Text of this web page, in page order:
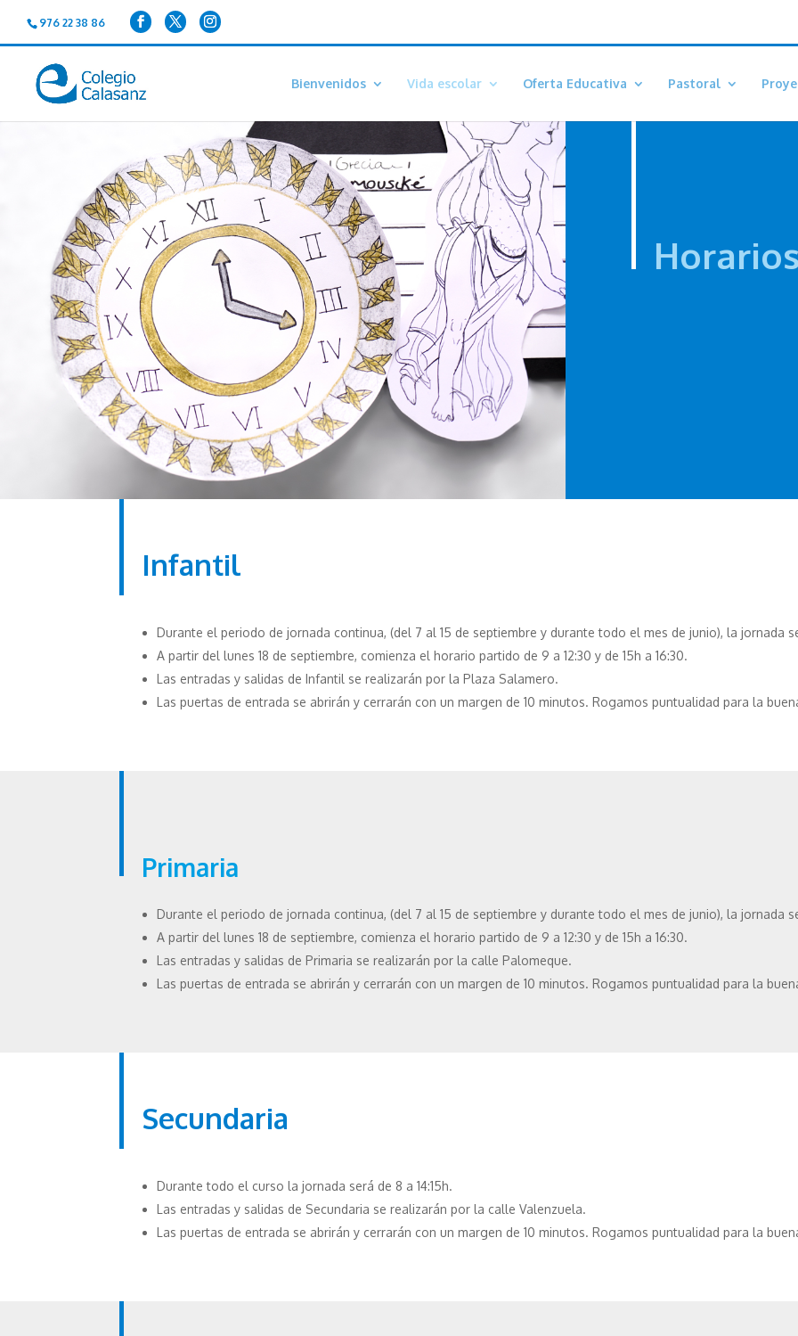
976 22 38 86
Bienvenidos Vida escolar Oferta Educativa Pastoral
Horarios
Infantil
Durante el periodo de jornada continua, (del 7 al 15 de septiembre y durante todo el mes de junio), la jornada
A partir del lunes 18 de septiembre, comienza el horario partido de 9 a 12:30 y de 15h a 16:30.
Las entradas y salidas de Infantil se realizarán por la Plaza Salamero.
Las puertas de entrada se abrirán y cerrarán con un margen de 10 minutos. Rogamos puntualidad para la
Primaria
Durante el periodo de jornada continua, (del 7 al 15 de septiembre y durante todo el mes de junio), la jornada
A partir del lunes 18 de septiembre, comienza el horario partido de 9 a 12:30 y de 15h a 16:30.
Las entradas y salidas de Primaria se realizarán por la calle Palomeque.
Las puertas de entrada se abrirán y cerrarán con un margen de 10 minutos. Rogamos puntualidad para la
Secundaria
Durante todo el curso la jornada será de 8 a 14:15h.
Las entradas y salidas de Secundaria se realizarán por la calle Valenzuela.
Las puertas de entrada se abrirán y cerrarán con un margen de 10 minutos. Rogamos puntualidad para la